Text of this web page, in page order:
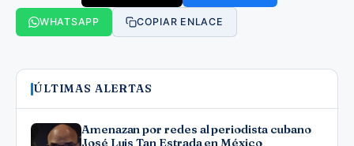
WHATSAPP COPIAR ENLACE
ÚLTIMAS ALERTAS
Amenazan por redes al periodista cubano
José Luis Tan Estrada en México